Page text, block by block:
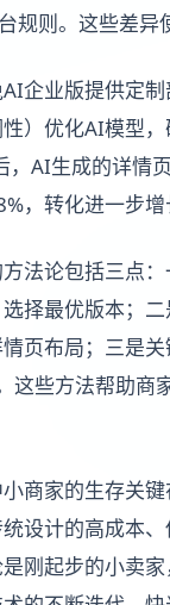
则。这些差异
企业版提供定
）优化AI模型
，AI生成的详
，转化进一步增
法论包括三点
择最优版本；
页布局；三是
这些方法帮助
商家的生存关
设计的高成本
刚起步的小卖